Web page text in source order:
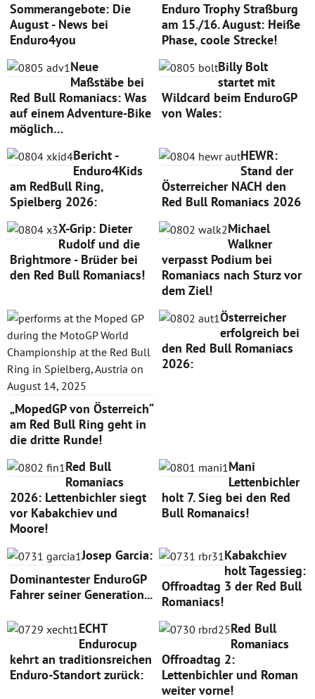
Sommerangebote: Die
August - News bei
Enduro4you
Enduro Trophy Straßburg
am 15./16. August: Heiße
Phase, coole Strecke!
Neue
Maßstäbe bei
Red Bull Romaniacs: Was
auf einem Adventure-Bike
möglich…
Billy Bolt
startet mit
Wildcard beim EnduroGP
von Wales:
Bericht -
Enduro4Kids
am RedBull Ring,
Spielberg 2026:
HEWR:
Stand der
Österreicher NACH den
Red Bull Romaniacs 2026
X-Grip: Dieter
Rudolf und die
Brightmore - Brüder bei
den Red Bull Romaniacs!
Michael
Walkner
verpasst Podium bei
Romaniacs nach Sturz vor
dem Ziel!
„MopedGP von Österreich“
am Red Bull Ring geht in
die dritte Runde!
Österreicher
erfolgreich bei
den Red Bull Romaniacs
2026:
Red Bull
Romaniacs
2026: Lettenbichler siegt
vor Kabakchiev und
Moore!
Mani
Lettenbichler
holt 7. Sieg bei den Red
Bull Romanaics!
Josep Garcia:
Dominantester EnduroGP
Fahrer seiner Generation...
Kabakchiev
holt Tagessieg:
Offroadtag 3 der Red Bull
Romaniacs!
ECHT
Endurocup
kehrt an traditionsreichen
Enduro-Standort zurück:
Red Bull
Romaniacs
Offroadtag 2:
Lettenbichler und Roman
weiter vorne!